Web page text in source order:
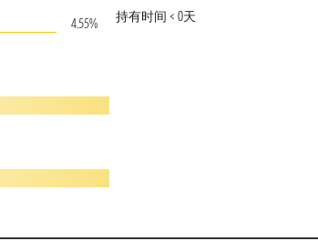
4.55%
持有时间 < 0天